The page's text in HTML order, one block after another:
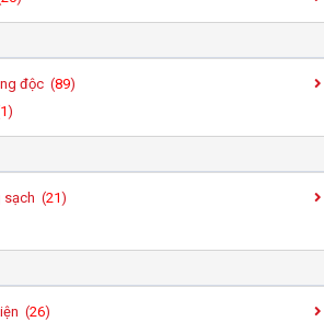
độc (89)
1)
sạch (21)
(26)